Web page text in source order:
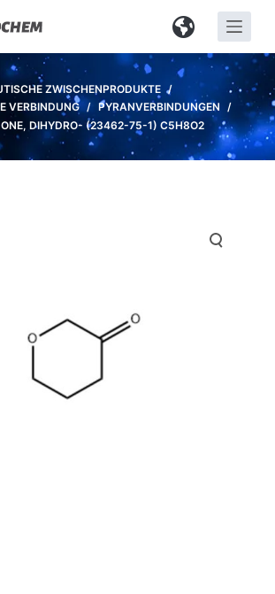
ZWISCHENPRODUKTE /
VERBINDUNG / PYRANVERBINDUNGEN /
DIHYDRO- (23462-75-1) C5H8O2